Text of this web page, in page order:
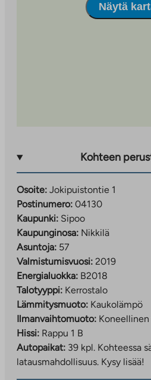
Näytä
Kohteen
Osoite: Jokipuistontie 1
Postinumero: 04130
Kaupunki: Sipoo
Kaupunginosa: Nikkilä
Asuntoja: 57
Valmistumisvuosi: 2019
Energialuokka: B2018
Talotyyppi: Kerrostalo
Lämmitysmuoto: Kaukolämpö
Ilmanvaihtomuoto:
Hissi: Rappu 1 B
Autopaikat: 39 kpl. Kohteessa
latausmahdollisuus. Kysy lisää!